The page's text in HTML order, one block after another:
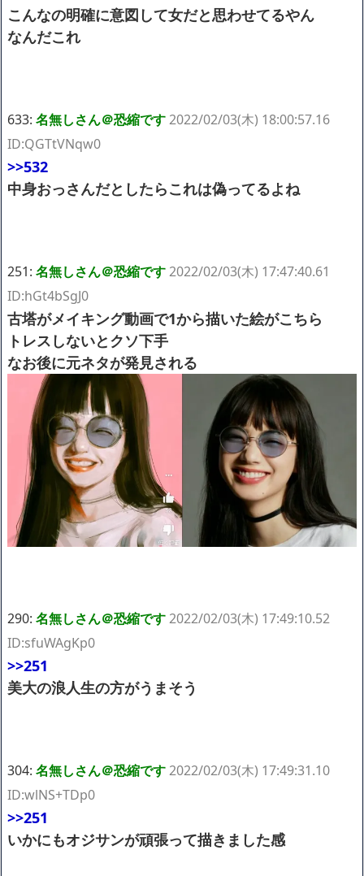
こんなの明確に意図して女だと思わせてるやん
なんだこれ
633: 名無しさん＠恐縮です2022/02/03(木) 18:00:57.16
ID:QGTtVNqw0
>>532
中身おっさんだとしたらこれは偽ってるよね
251: 名無しさん＠恐縮です2022/02/03(木) 17:47:40.61
ID:hGt4bSgJ0
古塔がメイキング動画で1から描いた絵がこちら
トレスしないとクソ下手
なお後に元ネタが発見される
290: 名無しさん＠恐縮です2022/02/03(木) 17:49:10.52
ID:sfuWAgKp0
>>251
美大の浪人生の方がうまそう
304: 名無しさん＠恐縮です2022/02/03(木) 17:49:31.10
ID:wlNS+TDp0
>>251
いかにもオジサンが頑張って描きました感